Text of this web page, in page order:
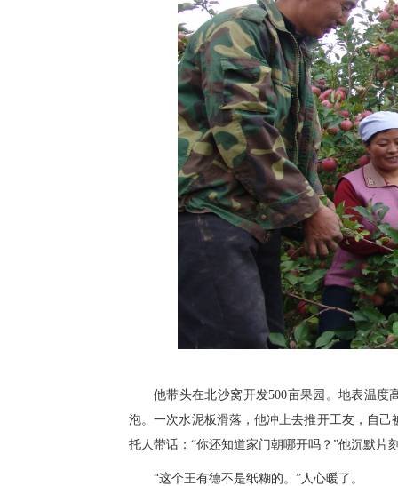
他带头在北沙窝开发500亩果园。地表温
泡。一次水泥板滑落，他冲上去推开工友，自
托人带话：“你还知道家门朝哪开吗？”他沉默片
“这个王有德不是纸糊的。”人心暖了。